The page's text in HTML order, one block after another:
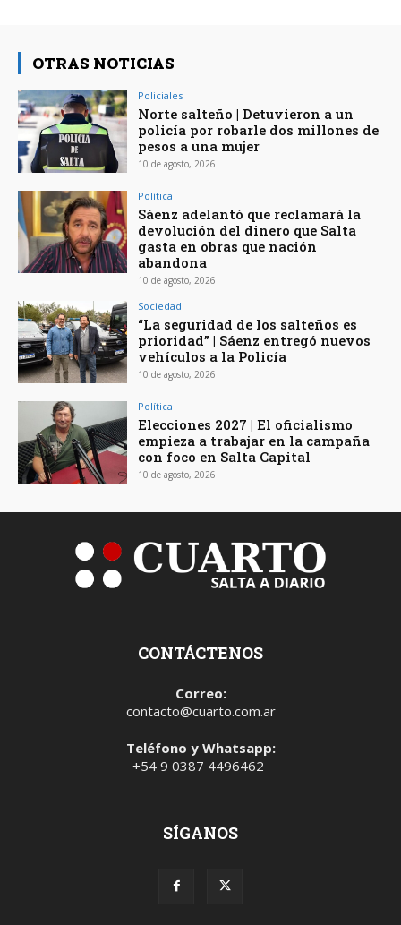
OTRAS NOTICIAS
Policiales
Norte salteño | Detuvieron a un
policía por robarle dos millones de
pesos a una mujer
10 de agosto, 2026
Política
Sáenz adelantó que reclamará la
devolución del dinero que Salta
gasta en obras que nación
abandona
10 de agosto, 2026
Sociedad
“La seguridad de los salteños es
prioridad” | Sáenz entregó nuevos
vehículos a la Policía
10 de agosto, 2026
Política
Elecciones 2027 | El oficialismo
empieza a trabajar en la campaña
con foco en Salta Capital
10 de agosto, 2026
CONTÁCTENOS
Correo:
contacto@cuarto.com.ar
Teléfono y Whatsapp:
+54 9 0387 4496462
SÍGANOS